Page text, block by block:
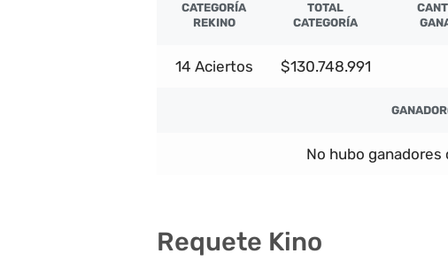
CATEGORÍA
REKINO
TOTAL
CATEGORÍA
14 Aciertos $130.748.991
No hubo ganadores
Requete Kino